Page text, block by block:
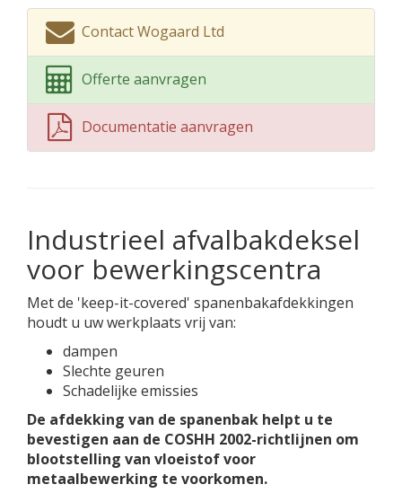
Contact Wogaard Ltd
Offerte aanvragen
Documentatie aanvragen
Industrieel afvalbakdeksel
voor bewerkingscentra
Met de 'keep-it-covered' spanenbakafdekkingen
houdt u uw werkplaats vrij van:
dampen
Slechte geuren
Schadelijke emissies
De afdekking van de spanenbak helpt u te
bevestigen aan de COSHH 2002-richtlijnen om
blootstelling van vloeistof voor
metaalbewerking te voorkomen.